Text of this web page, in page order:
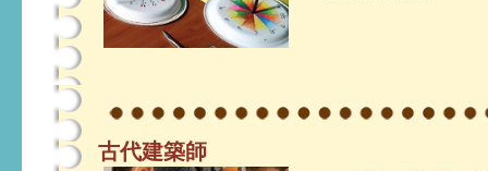
古代建築師